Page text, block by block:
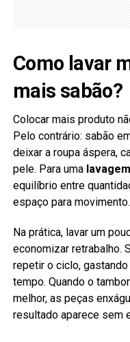
Como lavar
mais sabão?
Colocar mais produto
Pelo contrário: sabão
deixar a roupa áspera,
pele. Para uma
equilíbrio entre
espaço para movimento.
Na prática, lavar um
economizar retrabalho.
repetir o ciclo,
tempo. Quando o
melhor, as peças
resultado aparece sem